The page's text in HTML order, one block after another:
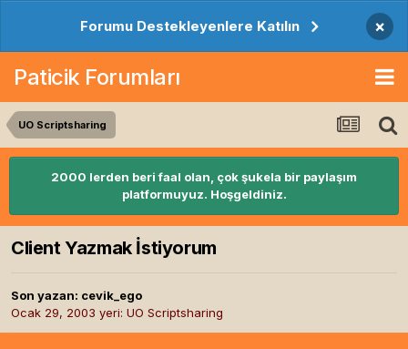
Forumu Destekleyenlere Katılın ×
Paticik Forumları
UO Scriptsharing
2000 lerden beri faal olan, çok şukela bir paylaşım
platformuyuz. Hoşgeldiniz.
Client Yazmak İstiyorum
Son yazan: cevik_ego
Ocak 29, 2003 yeri: UO Scriptsharing